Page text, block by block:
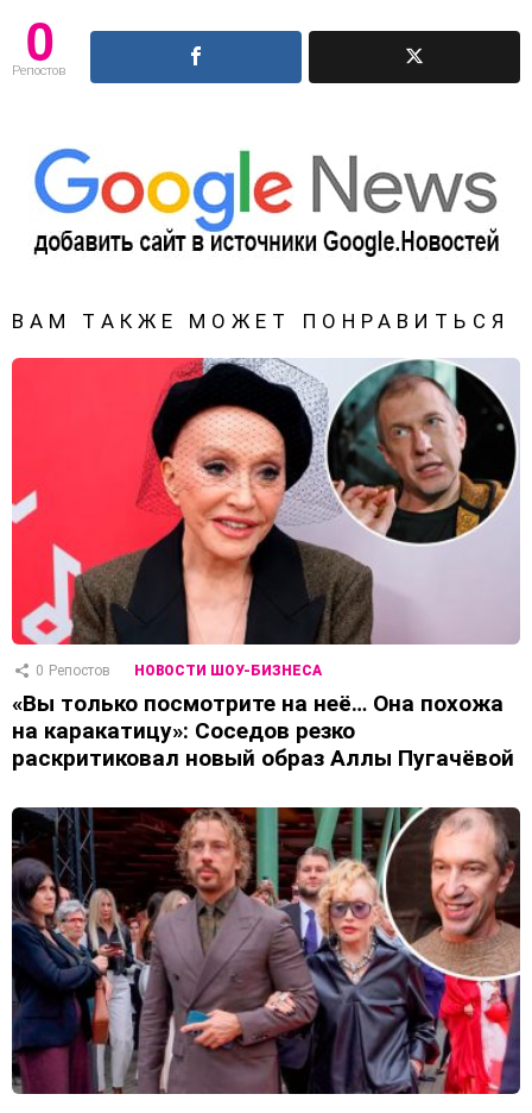
0
Репостов
ВАМ ТАКЖЕ МОЖЕТ ПОНРАВИТЬСЯ
0 Репостов НОВОСТИ ШОУ-БИЗНЕСА
«Вы только посмотрите на неё… Она похожа
на каракатицу»: Соседов резко
раскритиковал новый образ Аллы Пугачёвой